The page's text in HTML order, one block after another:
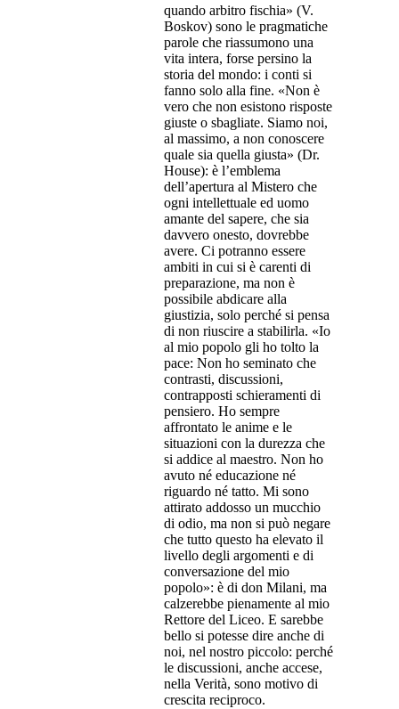
quando arbitro fischia» (V.
Boskov) sono le pragmatiche
parole che riassumono una
vita intera, forse persino la
storia del mondo: i conti si
fanno solo alla fine. «Non è
vero che non esistono risposte
giuste o sbagliate. Siamo noi,
al massimo, a non conoscere
quale sia quella giusta» (Dr.
House): è l’emblema
dell’apertura al Mistero che
ogni intellettuale ed uomo
amante del sapere, che sia
davvero onesto, dovrebbe
avere. Ci potranno essere
ambiti in cui si è carenti di
preparazione, ma non è
possibile abdicare alla
giustizia, solo perché si pensa
di non riuscire a stabilirla. «Io
al mio popolo gli ho tolto la
pace: Non ho seminato che
contrasti, discussioni,
contrapposti schieramenti di
pensiero. Ho sempre
affrontato le anime e le
situazioni con la durezza che
si addice al maestro. Non ho
avuto né educazione né
riguardo né tatto. Mi sono
attirato addosso un mucchio
di odio, ma non si può negare
che tutto questo ha elevato il
livello degli argomenti e di
conversazione del mio
popolo»: è di don Milani, ma
calzerebbe pienamente al mio
Rettore del Liceo. E sarebbe
bello si potesse dire anche di
noi, nel nostro piccolo: perché
le discussioni, anche accese,
nella Verità, sono motivo di
crescita reciproco.